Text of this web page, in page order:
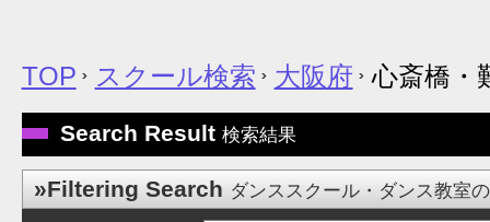
TOP スクール検索 大阪府 心斎橋・
Search Result 検索結果
»Filtering Search ダンススクール・ダンス教室